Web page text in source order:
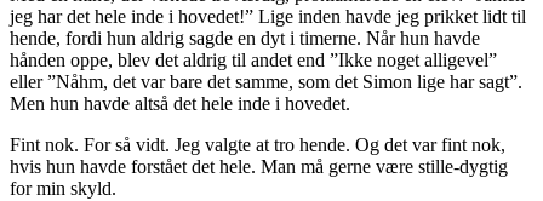
jeg har det hele inde i hovedet!” Lige inden havde jeg prikket lidt til
hende, fordi hun aldrig sagde en dyt i timerne. Når hun havde
hånden oppe, blev det aldrig til andet end ”Ikke noget alligevel”
eller ”Nåhm, det var bare det samme, som det Simon lige har sagt”.
Men hun havde altså det hele inde i hovedet.
Fint nok. For så vidt. Jeg valgte at tro hende. Og det var fint nok,
hvis hun havde forstået det hele. Man må gerne være stille-dygtig
for min skyld.